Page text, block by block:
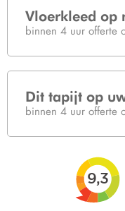
Vloerkleed op
binnen 4 uur offerte
Dit tapijt op
binnen 4 uur offerte